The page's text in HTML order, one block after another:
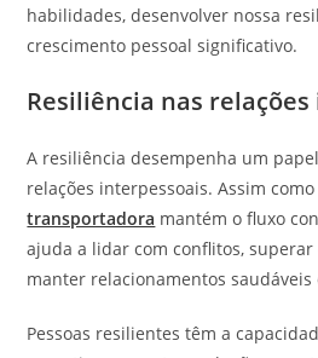
habilidades, desenvolver nossa
crescimento pessoal significativo.
Resiliência nas
A resiliência desempenha um
relações interpessoais. Assim
transportadora mantém o fluxo
ajuda a lidar com conflitos,
manter relacionamentos saudáveis
Pessoas resilientes têm a